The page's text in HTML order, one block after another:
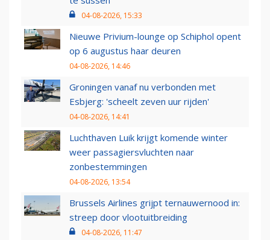
04-08-2026, 15:33
Nieuwe Privium-lounge op Schiphol opent
op 6 augustus haar deuren
04-08-2026, 14:46
Groningen vanaf nu verbonden met
Esbjerg: 'scheelt zeven uur rijden'
04-08-2026, 14:41
Luchthaven Luik krijgt komende winter
weer passagiersvluchten naar
zonbestemmingen
04-08-2026, 13:54
Brussels Airlines grijpt ternauwernood in:
streep door vlootuitbreiding
04-08-2026, 11:47